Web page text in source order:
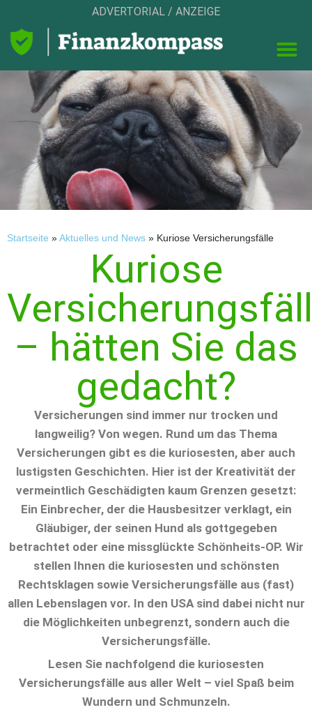
ADVERTORIAL / ANZEIGE
Startseite » Aktuelles und News » Kuriose Versicherungsfälle
Kuriose
– hätten Sie das
gedacht?
Versicherungen sind immer nur trocken und
langweilig? Von wegen. Rund um das Thema
Versicherungen gibt es die kuriosesten, aber auch
lustigsten Geschichten. Hier ist der Kreativität der
vermeintlich Geschädigten kaum Grenzen gesetzt:
Ein Einbrecher, der die Hausbesitzer verklagt, ein
Gläubiger, der seinen Hund als gottgegeben
betrachtet oder eine missglückte Schönheits-OP. Wir
stellen Ihnen die kuriosesten und schönsten
Rechtsklagen sowie Versicherungsfälle aus (fast)
allen Lebenslagen vor. In den USA sind dabei nicht nur
die Möglichkeiten unbegrenzt, sondern auch die
Versicherungsfälle.
Lesen Sie nachfolgend die kuriosesten
Versicherungsfälle aus aller Welt – viel Spaß beim
Wundern und Schmunzeln.